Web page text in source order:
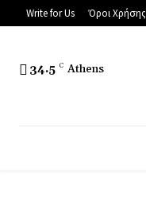
Write for Us Όροι Χρήσης
34.5 C Athens